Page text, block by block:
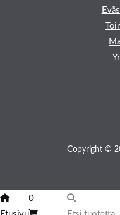
Copyright ©
0